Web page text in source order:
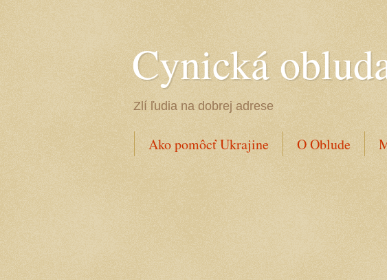
Cynická
Zlí ľudia na dobrej adrese
Ako pomôcť Ukrajine O Oblude